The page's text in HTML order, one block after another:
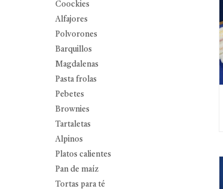
Coockies
Alfajores
Polvorones
Barquillos
Magdalenas
Pasta frolas
Pebetes
Brownies
Tartaletas
Alpinos
Platos calientes
Pan de maíz
Tortas para té